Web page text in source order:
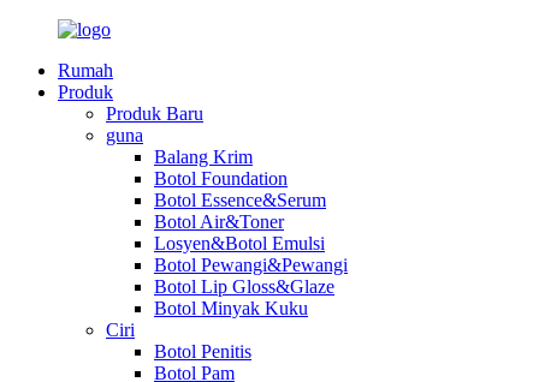
Rumah
Produk
Produk Baru
guna
Balang Krim
Botol Foundation
Botol Essence&Serum
Botol Air&Toner
Losyen&Botol Emulsi
Botol Pewangi&Pewangi
Botol Lip Gloss&Glaze
Botol Minyak Kuku
Ciri
Botol Penitis
Botol Pam